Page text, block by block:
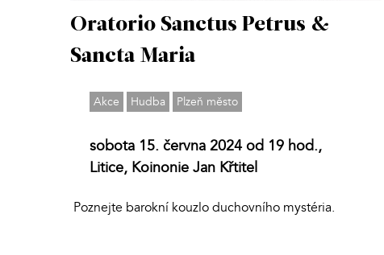
Oratorio Sanctus Petrus &
Sancta Maria
Akce Hudba Plzeň město
sobota 15. června 2024 od 19 hod.,
Litice, Koinonie Jan Křtitel
Poznejte barokní kouzlo duchovního mystéria.